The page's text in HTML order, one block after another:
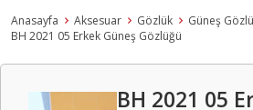
Anasayfa Aksesuar Gözlük
Güneş
BH 2021 05 Erkek Güneş Gözlüğü
BH 2021 05